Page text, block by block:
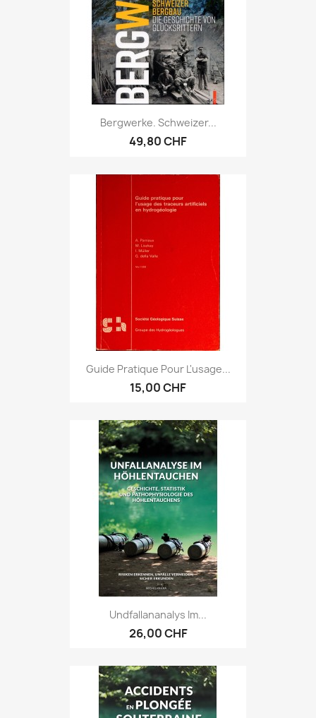
Bergwerke. Schweizer...
49,80 CHF
Guide Pratique Pour L'usage...
15,00 CHF
Undfallananalys Im...
26,00 CHF